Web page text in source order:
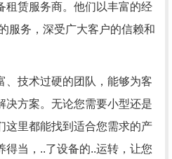
租赁服务商。他们以丰富的经
服务，深受广大客户的信赖和
、技术过硬的团队，能够为客
决方案。无论您需要小型还是
这里都能找到适合您需求的产
得当，..了设备的..运转，让您